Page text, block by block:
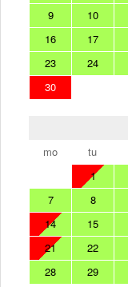
9
10
16
17
23
24
30
mo
tu
1
7
8
14
15
21
22
28
29